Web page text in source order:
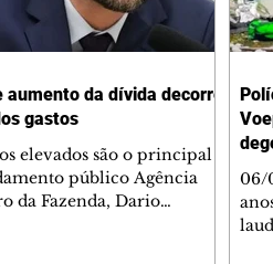
da dívida decorre
gastos
elevados são o principal
público Agência
da Fazenda, Dario
06/